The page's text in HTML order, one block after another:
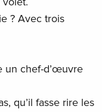
? Avec trois
un chef-d’œuvre
qu’il fasse rire les